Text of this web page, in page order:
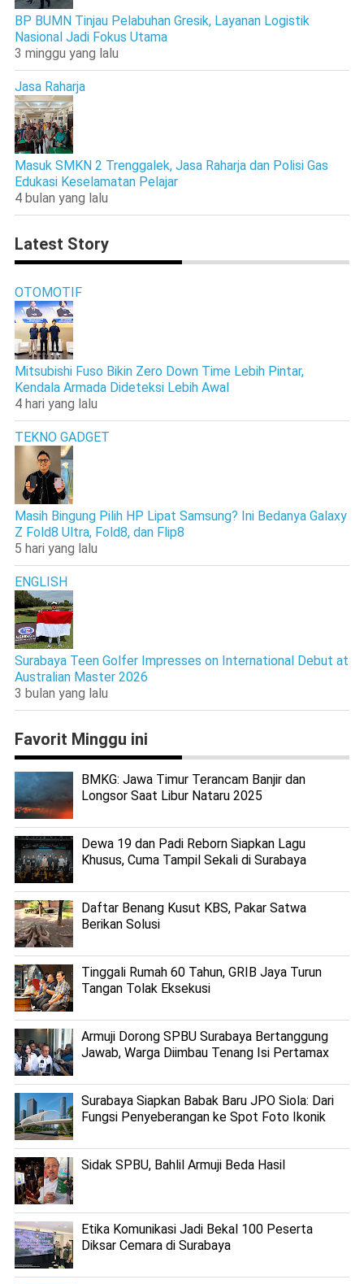
BP BUMN Tinjau Pelabuhan Gresik, Layanan Logistik
Nasional Jadi Fokus Utama
3 minggu yang lalu
Jasa Raharja
Masuk SMKN 2 Trenggalek, Jasa Raharja dan Polisi Gas
Edukasi Keselamatan Pelajar
4 bulan yang lalu
Latest Story
OTOMOTIF
Mitsubishi Fuso Bikin Zero Down Time Lebih Pintar,
Kendala Armada Dideteksi Lebih Awal
4 hari yang lalu
TEKNO GADGET
Masih Bingung Pilih HP Lipat Samsung? Ini Bedanya Galaxy
Z Fold8 Ultra, Fold8, dan Flip8
5 hari yang lalu
ENGLISH
Surabaya Teen Golfer Impresses on International Debut at
Australian Master 2026
3 bulan yang lalu
Favorit Minggu ini
BMKG: Jawa Timur Terancam Banjir dan
Longsor Saat Libur Nataru 2025
Dewa 19 dan Padi Reborn Siapkan Lagu
Khusus, Cuma Tampil Sekali di Surabaya
Daftar Benang Kusut KBS, Pakar Satwa
Berikan Solusi
Tinggali Rumah 60 Tahun, GRIB Jaya Turun
Tangan Tolak Eksekusi
Armuji Dorong SPBU Surabaya Bertanggung
Jawab, Warga Diimbau Tenang Isi Pertamax
Surabaya Siapkan Babak Baru JPO Siola: Dari
Fungsi Penyeberangan ke Spot Foto Ikonik
Sidak SPBU, Bahlil Armuji Beda Hasil
Etika Komunikasi Jadi Bekal 100 Peserta
Diksar Cemara di Surabaya